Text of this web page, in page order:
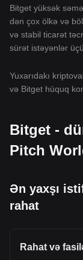
Bitget yüksək
dən çox ölkə və
və stabil ticarət
sürət istəyənlər
Yuxarıdakı
və Bitget hüquq
Bitget -
Pitch
Ən yaxşı
rahat
Rahat və